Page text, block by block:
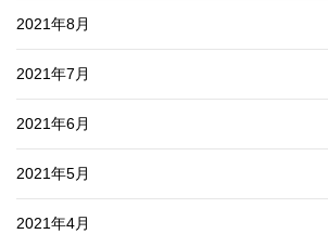
2021年8月
2021年7月
2021年6月
2021年5月
2021年4月